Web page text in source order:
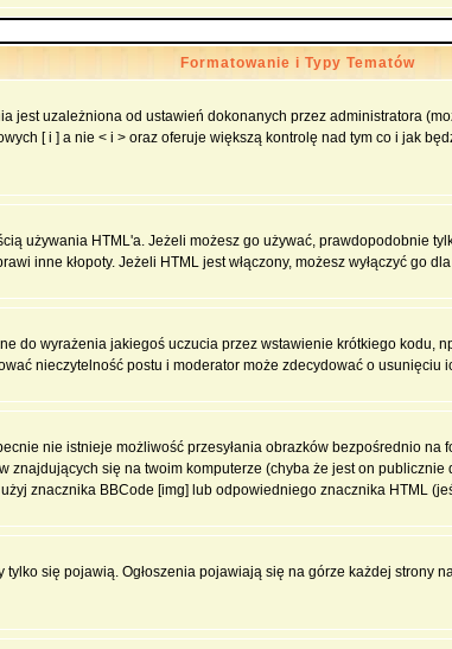
Formatowanie i Typy Tematów
jest uzależniona od ustawień dokonanych przez administratora
[ i ] a nie < i > oraz oferuje większą kontrolę nad tym co i jak
używania HTML'a. Jeżeli możesz go używać, prawdopodobnie
inne kłopoty. Jeżeli HTML jest włączony, możesz wyłączyć go
do wyrażenia jakiegoś uczucia przez wstawienie krótkiego kodu,
nieczytelność postu i moderator może zdecydować o usunięciu
nie istnieje możliwość przesyłania obrazków bezpośrednio
znajdujących się na twoim komputerze (chyba że jest on
znacznika BBCode [img] lub odpowiedniego znacznika HTML
się pojawią. Ogłoszenia pojawiają się na górze każdej strony